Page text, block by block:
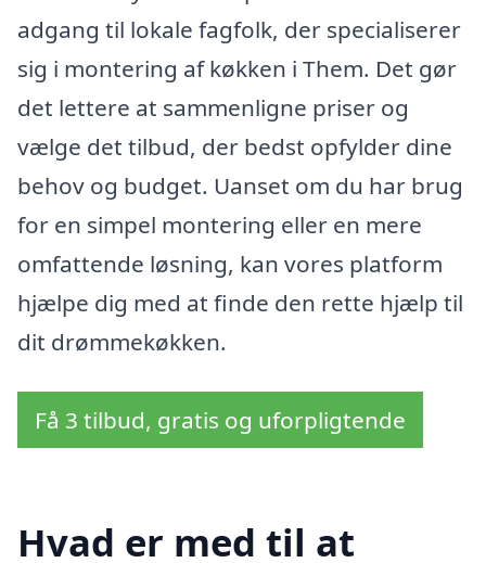
adgang til lokale fagfolk, der specialiserer
sig i montering af køkken i Them. Det gør
det lettere at sammenligne priser og
vælge det tilbud, der bedst opfylder dine
behov og budget. Uanset om du har brug
for en simpel montering eller en mere
omfattende løsning, kan vores platform
hjælpe dig med at finde den rette hjælp til
dit drømmekøkken.
Få 3 tilbud, gratis og uforpligtende
Hvad er med til at